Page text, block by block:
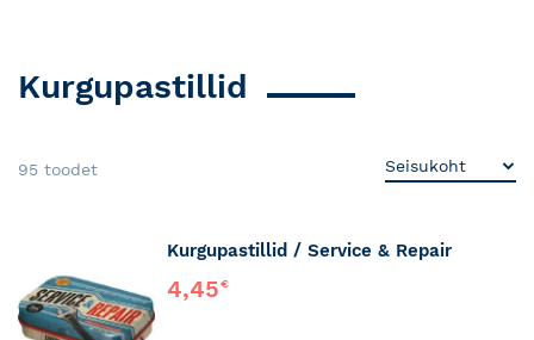
Kurgupastillid
95 toodet
Kurgupastillid / Service & Repair
4,45€